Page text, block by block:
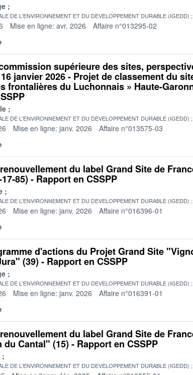
DE L'ENVIRONNEMENT ET DU DEVELOPPEMENT DURABLE (IGEDD)
Mise en ligne: avr. 2026 Affaire n°013295-02
supérieure des sites,
janvier 2026 - Projet de classement du
frontalières du Luchonnais » Haute-
DE L'ENVIRONNEMENT ET DU DEVELOPPEMENT DURABLE (IGEDD)
Mise en ligne: janv. 2026 Affaire n°013575-03
du label Grand Site de
85) - Rapport en CSSPP
DE L'ENVIRONNEMENT ET DU DEVELOPPEMENT DURABLE (IGEDD)
Mise en ligne: janv. 2026 Affaire n°016396-01
d'actions du Projet Grand Site
(39) - Rapport en CSSPP
DE L'ENVIRONNEMENT ET DU DEVELOPPEMENT DURABLE (IGEDD)
Mise en ligne: janv. 2026 Affaire n°016391-01
du label Grand Site de
du Cantal" (15) - Rapport en CSSPP
DE L'ENVIRONNEMENT ET DU DEVELOPPEMENT DURABLE (IGEDD)